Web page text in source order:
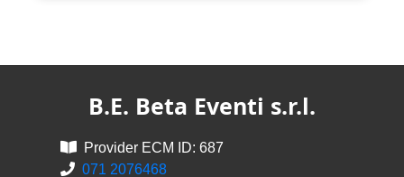
B.E. Beta Eventi s.r.l.
Provider ECM ID: 687
071 2076468